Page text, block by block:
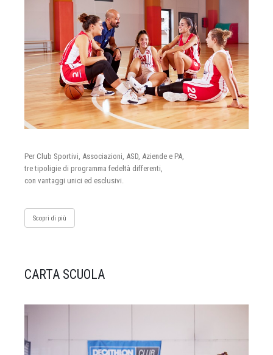
Per Club Sportivi, Associazioni, ASD, Aziende e PA,
tre tipoligie di programma fedeltà differenti,
con vantaggi unici ed esclusivi.
Scopri di più
CARTA SCUOLA